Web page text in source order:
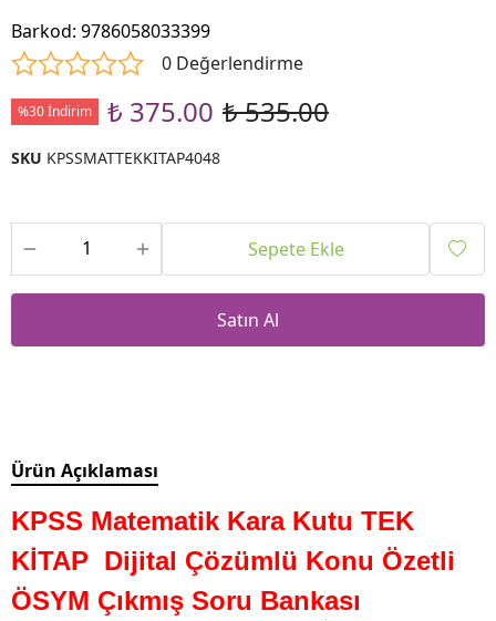
Barkod: 9786058033399
0 Değerlendirme
%30 İndirim ₺ 375.00 ₺ 535.00
SKU KPSSMATTEKKITAP4048
Sepete Ekle
Satın Al
Ürün Açıklaması
KPSS Matematik Kara Kutu TEK
KİTAP Dijital Çözümlü Konu Özetli
ÖSYM Çıkmış Soru Bankası